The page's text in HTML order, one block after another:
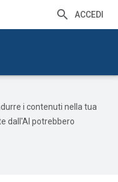
ACCEDI
i contenuti nella tua
dall'AI potrebbero